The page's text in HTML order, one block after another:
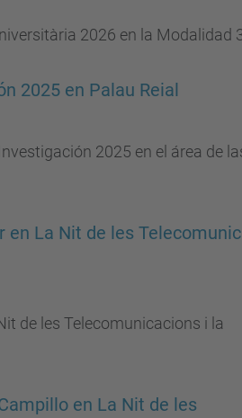
2026 en la Modalidad
2025 en Palau Reial
2025 en el área de
en La Nit de les
de les Telecomunicacions i la
en La Nit de les